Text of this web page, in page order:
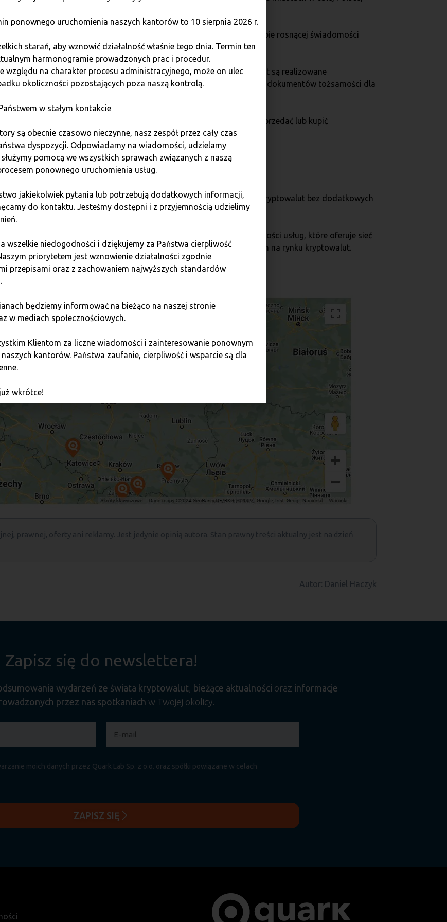
w sieci kantorów Quark, to anonimowość i bezpieczeństwo. W dobie rosnącej świadomości
klientom pełną anonimowość transakcji.
ani przechowywane, a wszystkie operacje kupna-sprzedaży kryptowalut są realizowane
To oznacza, że od klientów nie wymaga się przedstawiania dokumentów tożsamości dla
oznacza większość operacji.
kantorze Quark to tylko 5 minut. W tym krótkim czasie klient może sprzedać lub kupić
klienci mogą liczyć na szybką, bezpieczną i transparentną wymianę kryptowalut bez dodatkowych
naszych kantorów i osobistego doświadczenia wysokiej jakości usług, które oferuje sieć
sprzedać kryptowaluty, Quark jest twoim godnym zaufania partnerem na rynku kryptowalut.
prawnej, oferty ani reklamy. Jest jedynie opinią autora. Stan prawny treści aktualny jest na dzień
Autor: Daniel Haczyk
Zapisz się do newslettera!
wydarzeń ze świata kryptowalut, bieżące aktualności oraz informacje
przez nas spotkaniach w Twojej okolicy.
moich danych przez Quark Lab Sp. z o.o. oraz spółki powiązane w celach
ZAPISZ SIĘ
ponownego uruchomienia naszych kantorów to 10 sierpnia 2026 r.
starań, aby wznowić działalność właśnie tego dnia. Termin ten
harmonogramie prowadzonych prac i procedur.
względu na charakter procesu administracyjnego, może on ulec
okoliczności pozostających poza naszą kontrolą.
w stałym kontakcie
są obecnie czasowo nieczynne, nasz zespół przez cały czas
dyspozycji. Odpowiadamy na wiadomości, udzielamy
pomocą we wszystkich sprawach związanych z naszą
ponownego uruchomienia usług.
jakiekolwiek pytania lub potrzebują dodatkowych informacji,
do kontaktu. Jesteśmy dostępni i z przyjemnością udzielimy
wszelkie niedogodności i dziękujemy za Państwa cierpliwość
priorytetem jest wznowienie działalności zgodnie
przepisami oraz z zachowaniem najwyższych standardów
będziemy informować na bieżąco na naszej stronie
w mediach społecznościowych.
Klientom za liczne wiadomości i zainteresowanie ponownym
kantorów. Państwa zaufanie, cierpliwość i wsparcie są dla
wkrótce!